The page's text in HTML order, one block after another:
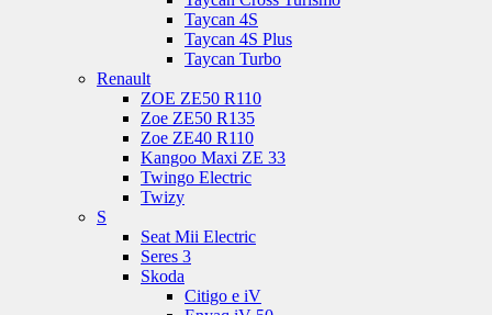
Taycan 4S
Taycan 4S Plus
Taycan Turbo
Renault
ZOE ZE50 R110
Zoe ZE50 R135
Zoe ZE40 R110
Kangoo Maxi ZE 33
Twingo Electric
Twizy
S
Seat Mii Electric
Seres 3
Skoda
Citigo e iV